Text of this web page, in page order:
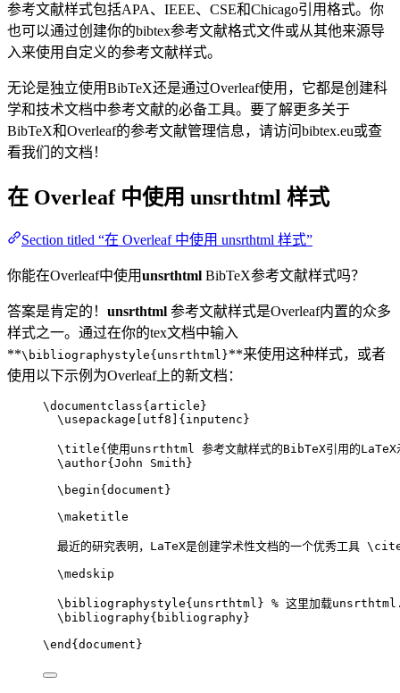
参考文献样式包括APA、IEEE、CSE和Chicago引用格式。你
也可以通过创建你的bibtex参考文献格式文件或从其他来源导
入来使用自定义的参考文献样式。
无论是独立使用BibTeX还是通过Overleaf使用，它都是创建科
学和技术文档中参考文献的必备工具。要了解更多关于
BibTeX和Overleaf的参考文献管理信息，请访问bibtex.eu或查
看我们的文档！
在 Overleaf 中使用 unsrthtml 样式
Section titled “在 Overleaf 中使用 unsrthtml 样式”
你能在Overleaf中使用unsrthtml BibTeX参考文献样式吗？
答案是肯定的！ unsrthtml 参考文献样式是Overleaf内置的众多
样式之一。通过在你的tex文档中输入
**\bibliographystyle{unsrthtml}**来使用这种样式，或者
使用以下示例为Overleaf上的新文档：
\documentclass{ article }
\usepackage
utf8 ]{ inputenc }
\title{使用unsrthtml 参考文献样式的BibTeX引用的LaTeX
\author{John Smith}
\begin{ document }
\maketitle
最近的研究表明，LaTeX是创建学术性文档的一个优秀工具
\medskip
\bibliographystyle{unsrthtml} % 这里加载
\bibliography{bibliography}
\end { document }